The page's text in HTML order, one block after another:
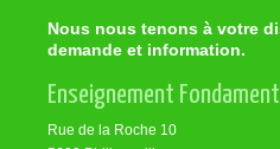
Nous nous tenons à votre
demande et information.
Enseignement
Rue de la Roche 10